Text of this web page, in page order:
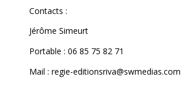
Contacts :
Jérôme Simeurt
Portable : 06 85 75 82 71
Mail : regie-editionsriva@swmedias.com